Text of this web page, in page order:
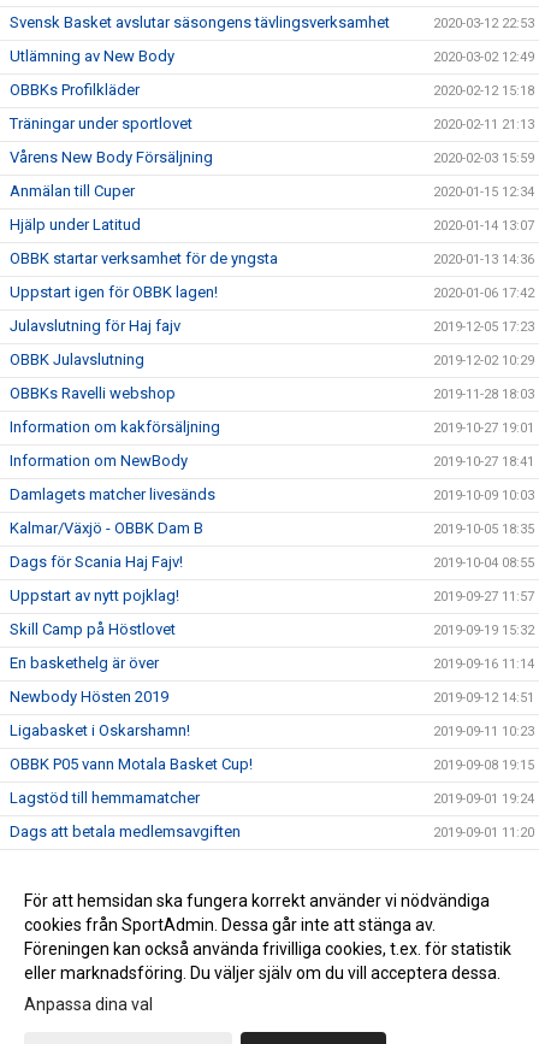
Svensk Basket avslutar säsongens tävlingsverksamhet 2020-03-12 22:53
Utlämning av New Body 2020-03-02 12:49
OBBKs Profilkläder 2020-02-12 15:18
Träningar under sportlovet 2020-02-11 21:13
Vårens New Body Försäljning 2020-02-03 15:59
Anmälan till Cuper 2020-01-15 12:34
Hjälp under Latitud 2020-01-14 13:07
OBBK startar verksamhet för de yngsta 2020-01-13 14:36
Uppstart igen för OBBK lagen! 2020-01-06 17:42
Julavslutning för Haj fajv 2019-12-05 17:23
OBBK Julavslutning 2019-12-02 10:29
OBBKs Ravelli webshop 2019-11-28 18:03
Information om kakförsäljning 2019-10-27 19:01
Information om NewBody 2019-10-27 18:41
Damlagets matcher livesänds 2019-10-09 10:03
Kalmar/Växjö - OBBK Dam B 2019-10-05 18:35
Dags för Scania Haj Fajv! 2019-10-04 08:55
Uppstart av nytt pojklag! 2019-09-27 11:57
Skill Camp på Höstlovet 2019-09-19 15:32
En baskethelg är över 2019-09-16 11:14
Newbody Hösten 2019 2019-09-12 14:51
Ligabasket i Oskarshamn! 2019-09-11 10:23
OBBK P05 vann Motala Basket Cup! 2019-09-08 19:15
Lagstöd till hemmamatcher 2019-09-01 19:24
Dags att betala medlemsavgiften 2019-09-01 11:20
OBBK har en ny hemsida! 2019-08-20 20:54
Välkommen tillbaka Edvin! 2019-07-23 16:35
Gå till Webbversion
För att hemsidan ska fungera korrekt använder vi nödvändiga
cookies från SportAdmin. Dessa går inte att stänga av.
Föreningen kan också använda frivilliga cookies, t.ex. för statistik
eller marknadsföring. Du väljer själv om du vill acceptera dessa.
Anpassa dina val